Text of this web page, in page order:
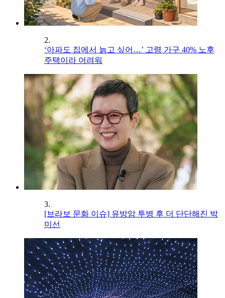
2.
‘아파도 집에서 늙고 싶어…’ 고령 가구 40% 노후
주택이라 어려워
3.
[브라보 문화 이슈] 유방암 투병 후 더 단단해진 박
미선